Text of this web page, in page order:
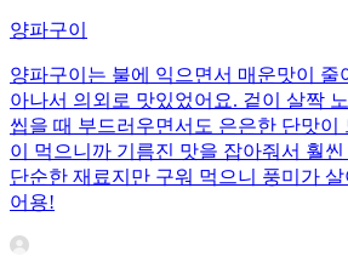
양파구이
양파구이는 불에 익으면서 매운맛이 줄
아나서 의외로 맛있었어요. 겉이 살짝
씹을 때 부드러우면서도 은은한 단맛이
이 먹으니까 기름진 맛을 잡아줘서 훨
단순한 재료지만 구워 먹으니 풍미가
어용!